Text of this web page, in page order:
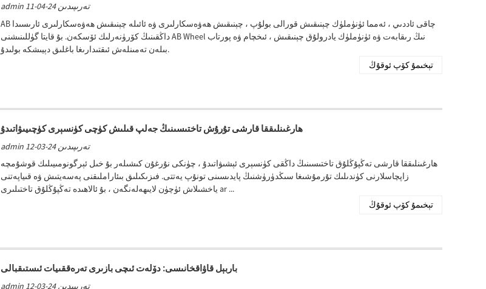
admin تەرىپىدىن 24-04-11
AB چاقى ئاددىي ، ئەمما ئۈنۈملۈك چېنىقىش قورالى بولۇپ ، چېنىقىش ھەۋەسكارلىرى ۋە ئائىلە چېنىقىش ھەۋەسكارلىرى ئارىسىدا
داڭقىنىڭ كۆرۈنەرلىك ئۆسكەن. بۇ قايتا گۈللىنىشنى AB Wheel نىڭ رىقابەت ۋە ئۈنۈملۈك يادرولۇق چېنىقىش ، ئىخچام ۋە پورتاب
بىلەن تەمىنلەش ئىقتىدارىغا باغلىق دېيىشكە بولىدۇ.
تېخىمۇ كۆپ ئوقۇڭ
ھارغىنلىققا قارشى تۇرۇش تاختىسىنىڭ جەلپ قىلىش كۈچى كۈنسېرى كۈچىيىۋاتىدۇ
admin تەرىپىدىن 24-03-12
ھارغىنلىققا قارشى تەڭپۇڭلۇق تاختىسىنىڭ داڭقى كۈنسېرى ئېشىۋاتىدۇ ، چۈنكى نۇرغۇن كىشىلەر بۇ خىل ئېرگونومىيىلىك قوشۇمچە
زاپچاسلارنى كۈندىلىك تۇرمۇشىغا سىڭدۈرۈشنىڭ پايدىسىنى تونۇپ يەتتى. فىزىكىلىق بىئاراملىقنى پەسەيتىش ۋە قىياپەتنى
ياخشىلاش ئۈچۈن لايىھەلەنگەن ، بۇ ئالاھىدە تەڭپۇڭلۇق تاختىلىرى ar ...
تېخىمۇ كۆپ ئوقۇڭ
باربېل قاۋاقخانىسى: دۆلەت ئىچى بازىرى تەرەققىيات ئىستىقبالى
admin تەرىپىدىن 24-03-12